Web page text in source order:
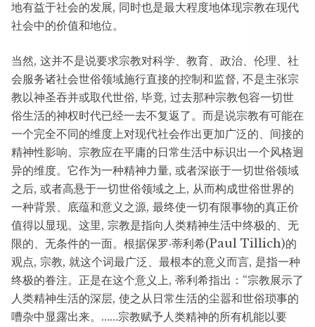
地有益于社会的发展, 同时也是最大程度地体现宗教在现代
社会中的价值和地位。
当然, 这并不是说要求宗教对科学、教育、政治、伦理、社
会服务诸社会世俗领域施行直接的控制和监督, 不是主张宗
教以神圣吞并或取代世俗, 毕竟, 过去那种宗教包容一切世
俗生活的神权时代已经一去不复返了。而是说宗教有可能在
一个完全不同的维度上对现代社会作出更加广泛的、间接的
精神性影响。宗教应在平庸的日常生活中标识出一个风格迥
异的维度。它作为一种精神力量, 或者深嵌于一切世俗领域
之后, 或者高悬于一切世俗领域之上, 从而构成世俗世界的
一种背景、底蕴和意义之源, 最终使一切有限事物的真正价
值得以显现。这里, 宗教是指向人类精神生活中终极的、无
限的、无条件的一面。根据保罗·蒂利希(Paul Tillich)的
观点, 宗教, 就这个词最广泛、最根本的意义而言, 是指一种
终极的眷注。正是在这个意义上, 蒂利希指出：“宗教展示了
人类精神生活的深层, 使之从日常生活的尘嚣和世俗琐事的
嘈杂中显露出来。……宗教赋予人类精神的所有机能以要